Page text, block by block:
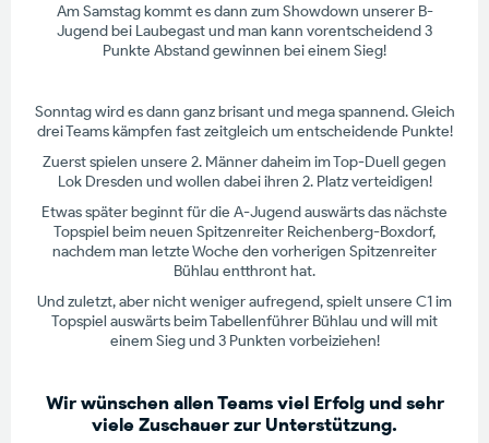
Am Samstag kommt es dann zum Showdown unserer B-
Jugend bei Laubegast und man kann vorentscheidend 3
Punkte Abstand gewinnen bei einem Sieg!
Sonntag wird es dann ganz brisant und mega spannend. Gleich
drei Teams kämpfen fast zeitgleich um entscheidende Punkte!
Zuerst spielen unsere 2. Männer daheim im Top-Duell gegen
Lok Dresden und wollen dabei ihren 2. Platz verteidigen!
Etwas später beginnt für die A-Jugend auswärts das nächste
Topspiel beim neuen Spitzenreiter Reichenberg-Boxdorf,
nachdem man letzte Woche den vorherigen Spitzenreiter
Bühlau entthront hat.
Und zuletzt, aber nicht weniger aufregend, spielt unsere C1 im
Topspiel auswärts beim Tabellenführer Bühlau und will mit
einem Sieg und 3 Punkten vorbeiziehen!
Wir wünschen allen Teams viel Erfolg und sehr
viele Zuschauer zur Unterstützung.